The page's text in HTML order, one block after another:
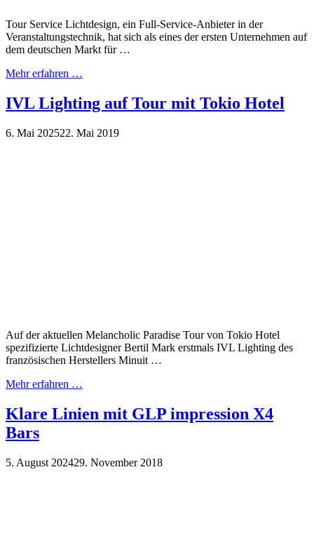
Tour Service Lichtdesign, ein Full-Service-Anbieter in der
Veranstaltungstechnik, hat sich als eines der ersten Unternehmen auf
dem deutschen Markt für …
Mehr erfahren …
IVL Lighting auf Tour mit Tokio Hotel
6. Mai 202522. Mai 2019
Auf der aktuellen Melancholic Paradise Tour von Tokio Hotel
spezifizierte Lichtdesigner Bertil Mark erstmals IVL Lighting des
französischen Herstellers Minuit …
Mehr erfahren …
Klare Linien mit GLP impression X4
Bars
5. August 202429. November 2018